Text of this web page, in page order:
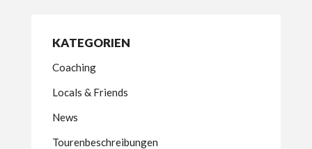
KATEGORIEN
Coaching
Locals & Friends
News
Tourenbeschreibungen